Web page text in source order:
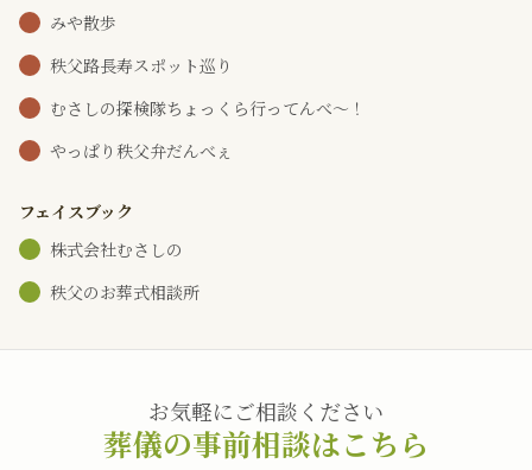
みや散歩
秩父路長寿スポット巡り
むさしの探検隊ちょっくら行ってんべ～！
やっぱり秩父弁だんべぇ
フェイスブック
株式会社むさしの
秩父のお葬式相談所
お気軽にご相談ください
葬儀の事前相談はこちら